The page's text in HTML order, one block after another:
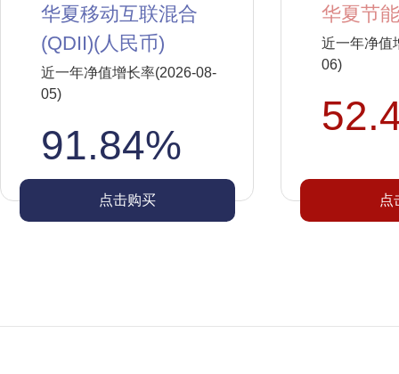
华夏移动互联混合
(QDII)(人民币)
近一年净值增长率(2026-08-
05)
91.84%
点击购买
华夏节
近一年净值
06)
点